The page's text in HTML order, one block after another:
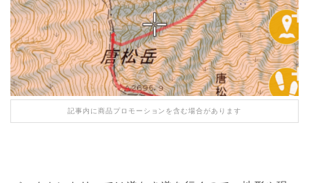
記事内に商品プロモーションを含む場合があります